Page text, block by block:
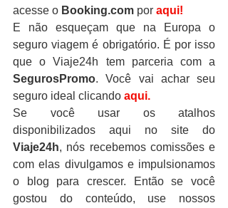
acesse o Booking.com por aqui!
E não esqueçam que na Europa o
seguro viagem é obrigatório. É por isso
SegurosPromo. Você vai achar seu
seguro ideal clicando aqui.
Se você usar os atalhos
Viaje24h, nós recebemos comissões e
com elas divulgamos e impulsionamos
o blog para crescer. Então se você
gostou do conteúdo, use nossos